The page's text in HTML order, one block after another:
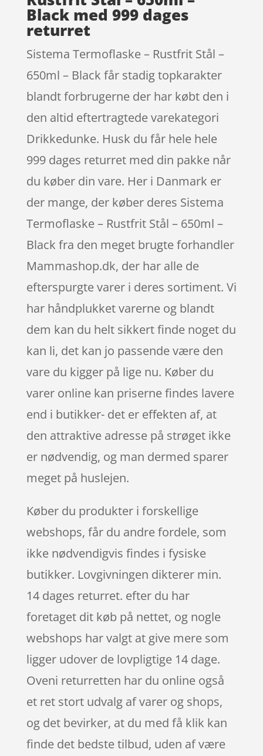
Black med 999 dages
returret
Sistema Termoflaske – Rustfrit Stål –
650ml – Black får stadig topkarakter
blandt forbrugerne der har købt den i
den altid eftertragtede varekategori
Drikkedunke. Husk du får hele hele
999 dages returret med din pakke når
du køber din vare. Her i Danmark er
der mange, der køber deres Sistema
Termoflaske – Rustfrit Stål – 650ml –
Black fra den meget brugte forhandler
Mammashop.dk, der har alle de
efterspurgte varer i deres sortiment. Vi
har håndplukket varerne og blandt
dem kan du helt sikkert finde noget du
kan li, det kan jo passende være den
vare du kigger på lige nu. Køber du
varer online kan priserne findes lavere
end i butikker- det er effekten af, at
den attraktive adresse på strøget ikke
er nødvendig, og man dermed sparer
meget på huslejen.
Køber du produkter i forskellige
webshops, får du andre fordele, som
ikke nødvendigvis findes i fysiske
butikker. Lovgivningen dikterer min.
14 dages returret. efter du har
foretaget dit køb på nettet, og nogle
webshops har valgt at give mere som
ligger udover de lovpligtige 14 dage.
Oveni returretten har du online også
et ret stort udvalg af varer og shops,
og det bevirker, at du med få klik kan
finde det bedste tilbud, uden af være